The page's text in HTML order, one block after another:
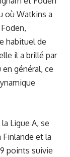
où Watkins a
habituel de
il a brillé par
général, ce
Ligue A, se
Finlande et la
points suivie